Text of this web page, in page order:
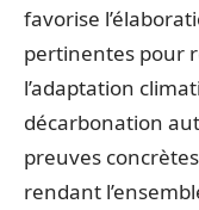
favorise
pertinentes pour
l’adaptation
décarbonation
preuves
rendant